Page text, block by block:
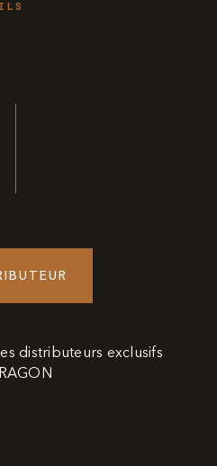
distributeurs exclusifs